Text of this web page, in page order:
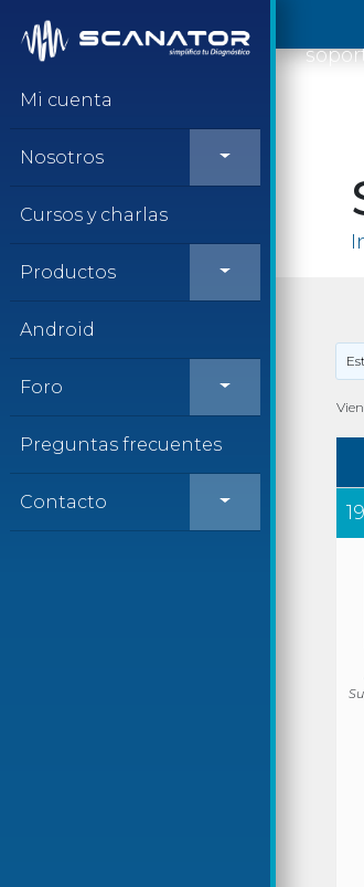
Saltar al contenido
Mi cuenta
Nosotros
Cursos y charlas
Productos
Android
Foro
Preguntas frecuentes
Contacto